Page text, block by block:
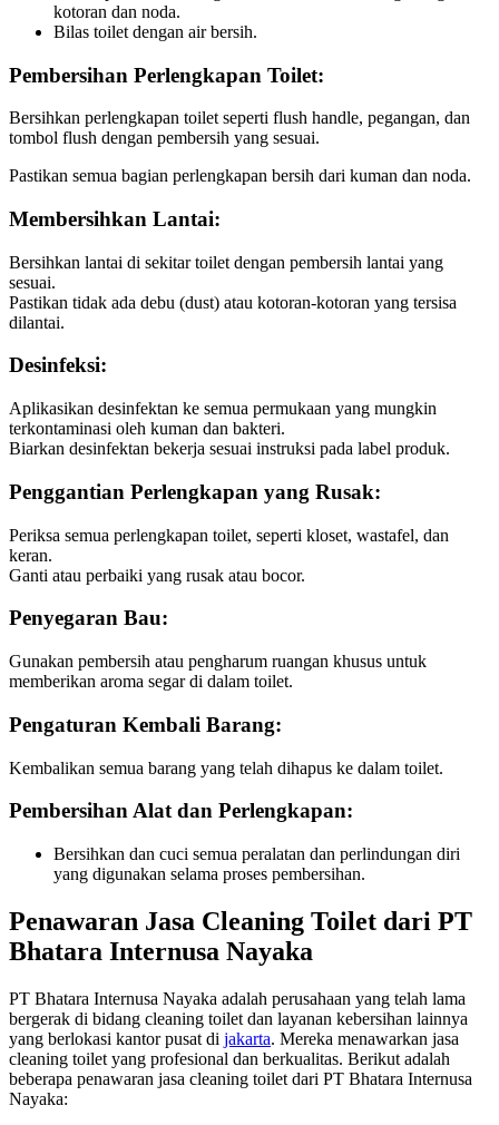
kotoran dan noda.
Bilas toilet dengan air bersih.
Pembersihan Perlengkapan Toilet:
Bersihkan perlengkapan toilet seperti flush handle, pegangan, dan
tombol flush dengan pembersih yang sesuai.
Pastikan semua bagian perlengkapan bersih dari kuman dan noda.
Membersihkan Lantai:
Bersihkan lantai di sekitar toilet dengan pembersih lantai yang
sesuai.
Pastikan tidak ada debu (dust) atau kotoran-kotoran yang tersisa
dilantai.
Desinfeksi:
Aplikasikan desinfektan ke semua permukaan yang mungkin
terkontaminasi oleh kuman dan bakteri.
Biarkan desinfektan bekerja sesuai instruksi pada label produk.
Penggantian Perlengkapan yang Rusak:
Periksa semua perlengkapan toilet, seperti kloset, wastafel, dan
keran.
Ganti atau perbaiki yang rusak atau bocor.
Penyegaran Bau:
Gunakan pembersih atau pengharum ruangan khusus untuk
memberikan aroma segar di dalam toilet.
Pengaturan Kembali Barang:
Kembalikan semua barang yang telah dihapus ke dalam toilet.
Pembersihan Alat dan Perlengkapan:
Bersihkan dan cuci semua peralatan dan perlindungan diri
yang digunakan selama proses pembersihan.
Penawaran Jasa Cleaning Toilet dari PT
Bhatara Internusa Nayaka
PT Bhatara Internusa Nayaka adalah perusahaan yang telah lama
bergerak di bidang cleaning toilet dan layanan kebersihan lainnya
yang berlokasi kantor pusat di jakarta. Mereka menawarkan jasa
cleaning toilet yang profesional dan berkualitas. Berikut adalah
beberapa penawaran jasa cleaning toilet dari PT Bhatara Internusa
Nayaka: